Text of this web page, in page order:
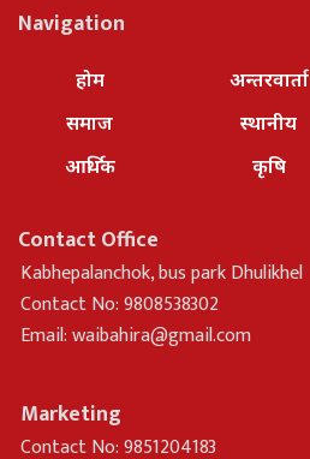
Navigation
होम
समाज
आर्थिक
अन्तरवार्ता
स्थानीय
कृषि
Contact Office
Kabhepalanchok, bus park Dhulikhel
Contact No: 9808538302
Email:waibahira@gmail.com
Marketing
Contact No: 9851204183